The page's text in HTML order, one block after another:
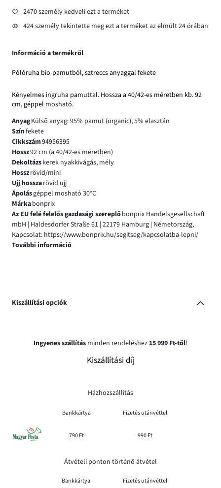
2470 személy kedveli ezt a terméket
424 személy tekintette meg ezt a terméket az elmúlt 24 órában
Információ a termékről
Pólóruha bio-pamutból, sztreccs anyaggal fekete
Kényelmes ingruha pamuttal. Hossza a 40/42-es méretben kb. 92
cm, géppel mosható.
AnyagKülső anyag: 95% pamut (organic), 5% elasztán
Színfekete
Cikkszám94956395
Hossz92 cm (a 40/42-es méretben)
Dekoltázskerek nyakkivágás, mély
Hosszrövid/mini
Ujj hosszarövid ujj
Ápolásgéppel mosható 30°C
Márkabonprix
Az EU felé felelős gazdasági szereplőbonprix Handelsgesellschaft
mbH | Haldesdorfer Straße 61 | 22179 Hamburg | Németország,
Kapcsolat: https://www.bonprix.hu/segitseg/kapcsolatba-lepni/
További információ
Kiszállítási opciók
Ingyenes szállítás minden rendeléshez 15 999 Ft-től!
Kiszállítási díj
Házhozszállítás
Bankkártya Fizetés utánvéttel
790 Ft 990 Ft
Átvételi ponton történő átvétel
Bankkártya Fizetés utánvéttel